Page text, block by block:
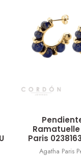
Paris
Agatha Paris